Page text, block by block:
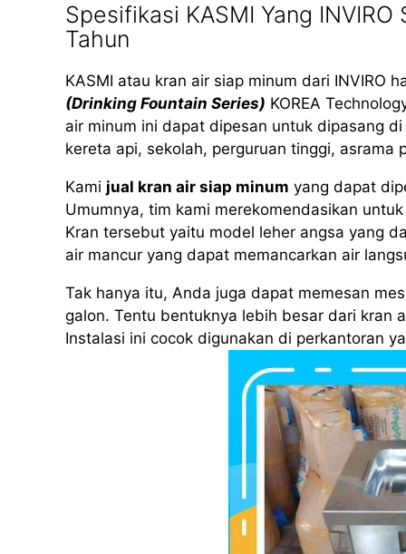
Spesifikasi KASMI Yang
Tahun
KASMI atau kran air siap minum dari
(Drinking Fountain Series) KOREA
air minum ini dapat dipesan untuk dipasang
kereta api, sekolah, perguruan tinggi, asrama
Kami jual kran air siap minum yang dapat
Umumnya, tim kami merekomendasikan
Kran tersebut yaitu model leher angsa yang
air mancur yang dapat memancarkan air
Tak hanya itu, Anda juga dapat memesan
galon. Tentu bentuknya lebih besar dari kran
Instalasi ini cocok digunakan di perkantoran